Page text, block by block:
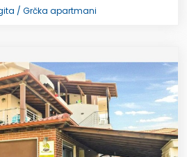
/ Grčka apartmani